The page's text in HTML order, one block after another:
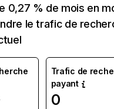
0,27 % de mois en
le trafic de
Trafic de
payant
0